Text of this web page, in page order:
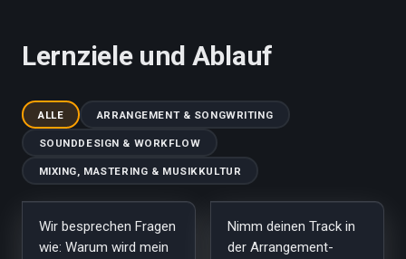
Lernziele und Ablauf
ALLE ARRANGEMENT & SONGWRITING
SOUNDDESIGN & WORKFLOW
MIXING, MASTERING & MUSIKKULTUR
Wir besprechen Fragen
wie: Warum wird mein
Nimm deinen Track in
der Arrangement-